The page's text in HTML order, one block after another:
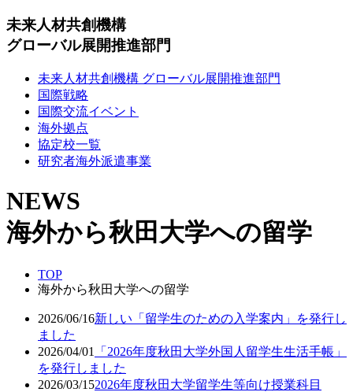
未来人材共創機構
グローバル展開推進部門
未来人材共創機構 グローバル展開推進部門
国際戦略
国際交流イベント
海外拠点
協定校一覧
研究者海外派遣事業
NEWS
海外から秋田大学への留学
TOP
海外から秋田大学への留学
2026/06/16新しい「留学生のための入学案内」を発行し
ました
2026/04/01
「2026年度秋田大学外国人留学生生活手帳」
を発行しました
2026/03/152026年度秋田大学留学生等向け授業科目